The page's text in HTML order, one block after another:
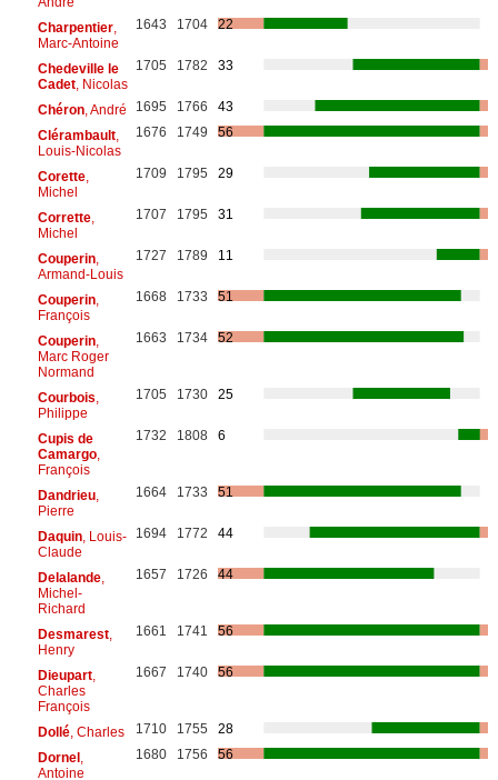
Charpentier,
Marc-Antoine
1643 1704 22
Chedeville le
Cadet, Nicolas
1705 1782 33
Chéron, André 1695 1766
43
Clérambault,
Louis-Nicolas
1676 1749 56
Corette,
Michel
1709 1795 29
Corrette,
Michel
1707 1795 31
Couperin,
Armand-Louis
1727 1789 11
Couperin,
François
1668 1733 51
Couperin,
Marc Roger
Normand
1663 1734 52
Courbois
Philippe
1705 1730 25
Cupis de
Camargo,
François
1732 1808 6
Dandrieu,
Pierre
1664 1733 51
Daquin, Louis-
Claude
1694 1772 44
Delalande,
Michel-
Richard
1657 1726 44
Desmarest,
Henry
1661 1741 56
Dieupart,
Charles
François
1667 1740 56
Dollé, Charles 1710 1755
28
Dornel,
Antoine
1680 1756 56